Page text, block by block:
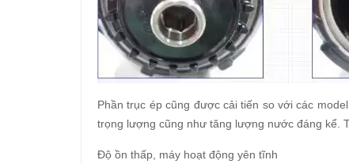
Phần trục ép cũng được cải tiến so với các
trọng lượng cũng như tăng lượng nước đáng kể.
Độ ồn thấp, máy hoạt động yên tĩnh